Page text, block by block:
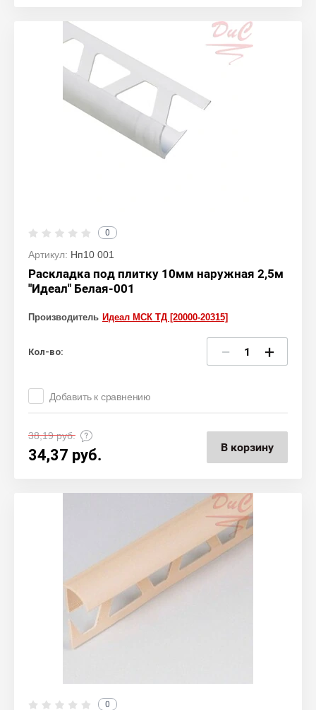
0
Артикул: Нп10 001
Раскладка под плитку 10мм наружная 2,5м
"Идеал" Белая-001
Производитель Идеал МСК ТД [20000-20315]
Кол-во: − +
Добавить к сравнению
38,19руб.
34,37 руб. В корзину
0